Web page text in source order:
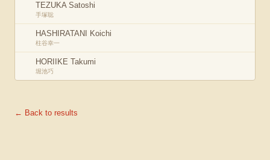
TEZUKA Satoshi
手塚聡
HASHIRATANI Koichi
柱谷幸一
HORIIKE Takumi
堀池巧
← Back to results